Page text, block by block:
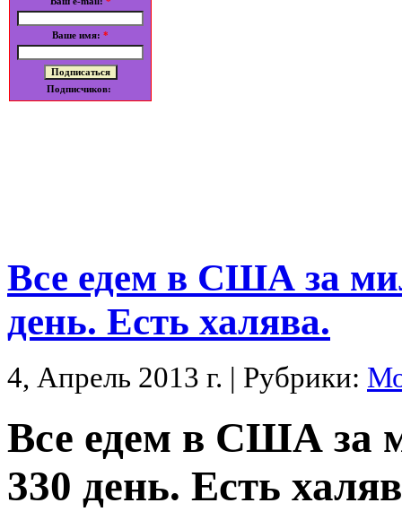
Ваше имя: *
Подписчиков:
Все едем в США за
день. Есть халява.
4, Апрель 2013 г. | Рубрики:
Все едем в США за
330 день. Есть